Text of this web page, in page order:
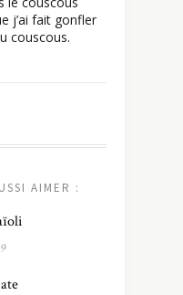
j’ai fait gonfler
couscous.
AIMER :